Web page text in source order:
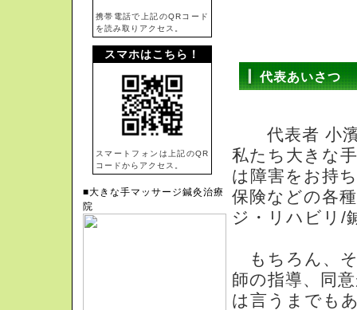
携帯電話で上記のQRコード
を読み取りアクセス。
スマホはこちら！
スマートフォンは上記のQR
コードからアクセス。
■大きな手マッサージ鍼灸治療
院
代表あいさつ
代表者 小濱
私たち大きな
は障害をお持
保険などの各
ジ・リハビリ/
もちろん、そ
師の指導、同
は言うまでも